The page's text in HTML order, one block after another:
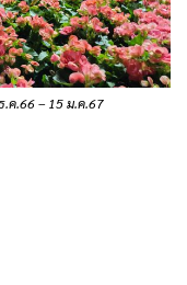
.ค.66 – 15 ม.ค.67